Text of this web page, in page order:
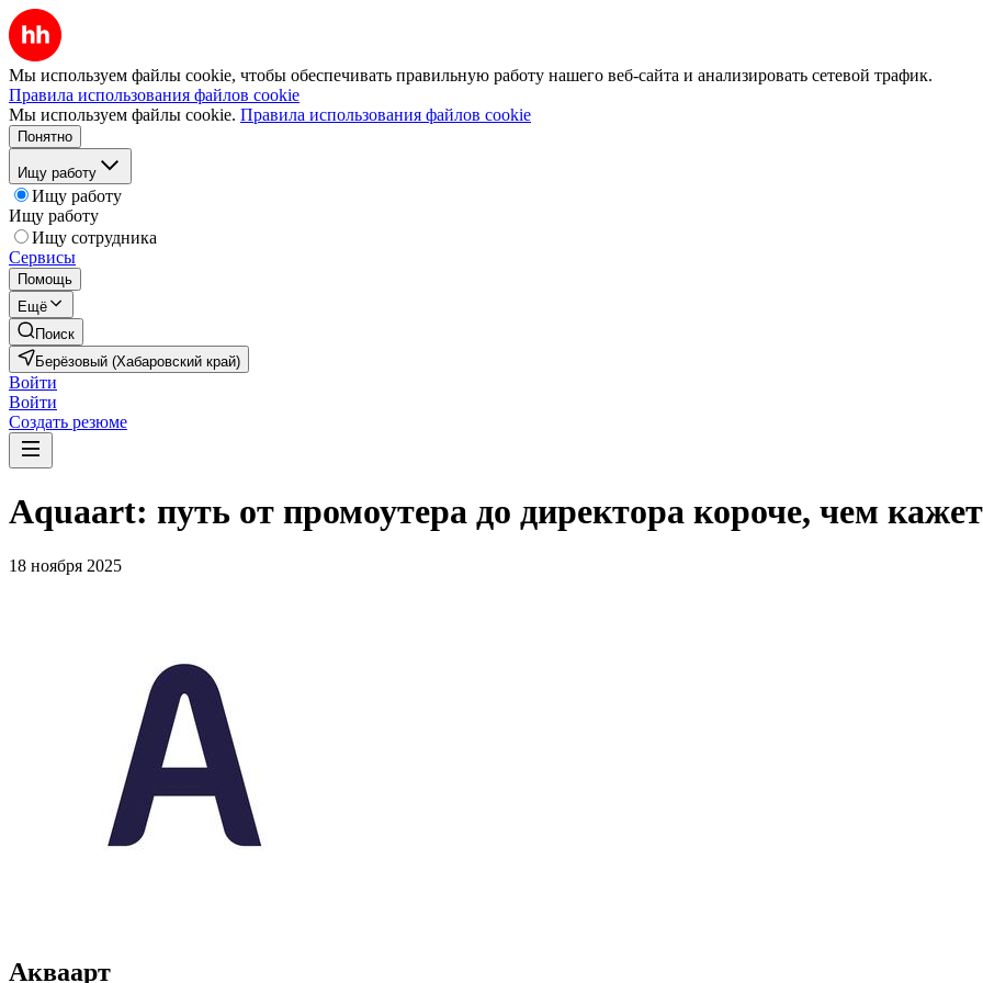
Мы используем файлы cookie, чтобы обеспечивать правильную работу нашего веб-сайта и анализировать сетевой трафик.
Правила использования файлов cookie
Мы используем файлы cookie. Правила использования файлов cookie
Понятно
Ищу работу
Ищу работу
Ищу работу
Ищу сотрудника
Сервисы
Помощь
Ещё
Поиск
Берёзовый (Хабаровский край)
Войти
Войти
Создать резюме
Aquaart: путь от промоутера до директора короче, чем
18 ноября 2025
Акваарт